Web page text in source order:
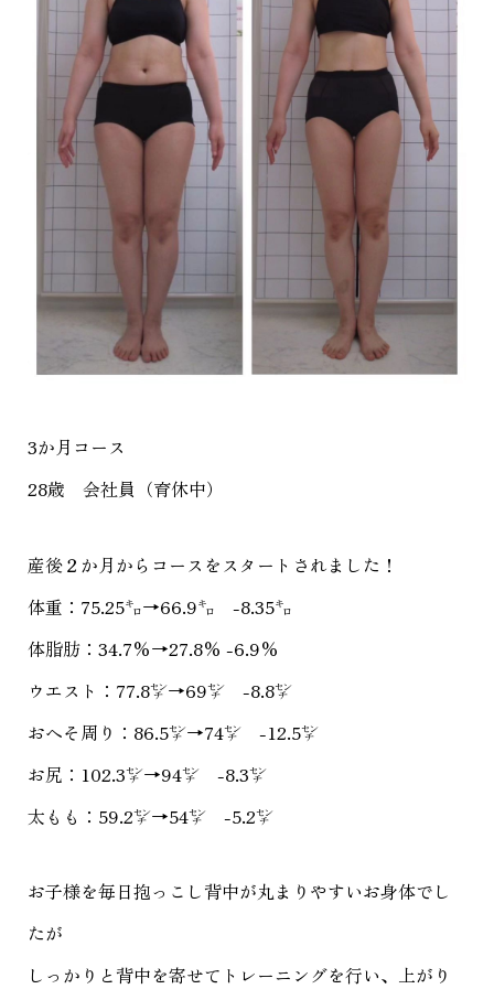
3か月コース
28歳 会社員（育休中）
産後２か月からコースをスタートされました！
体重：75.25㌔→66.9㌔ -8.35㌔
体脂肪：34.7%→27.8% -6.9%
ウエスト：77.8㌢→69㌢ -8.8㌢
おへそ周り：86.5㌢→74㌢ -12.5㌢
お尻：102.3㌢→94㌢ -8.3㌢
太もも：59.2㌢→54㌢ -5.2㌢
お子様を毎日抱っこし背中が丸まりやすいお身体でし
たが
しっかりと背中を寄せてトレーニングを行い、上がり